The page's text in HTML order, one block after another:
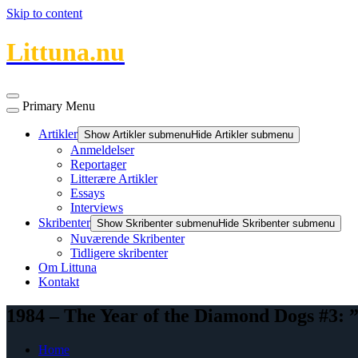
Skip to content
Littuna.nu
Primary Menu
Artikler Show Artikler submenuHide Artikler submenu
Anmeldelser
Reportager
Litterære Artikler
Essays
Interviews
Skribenter Show Skribenter submenuHide Skribenter submenu
Nuværende Skribenter
Tidligere skribenter
Om Littuna
Kontakt
1984 – The Year of the Diamond Dogs
Home